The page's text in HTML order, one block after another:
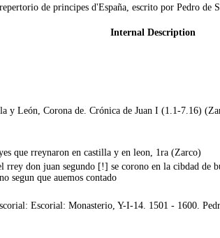
de principes d'España, escrito por Pedro de
Internal Description
y León, Corona de. Crónica de Juan I (1.1-7.16)
que rreynaron en castilla y en leon, 1ra (Zarco)
don juan segundo [!] se corono en la cibdad de
segun que auemos contado
Escorial: Monasterio, Y-I-14. 1501 - 1600.